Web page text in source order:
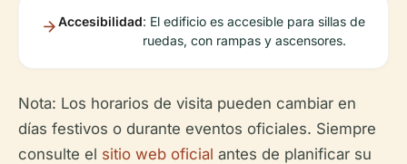
Accesibilidad: El edificio es accesible para sillas de
ruedas, con rampas y ascensores.
Nota: Los horarios de visita pueden cambiar en
días festivos o durante eventos oficiales. Siempre
consulte el sitio web oficial antes de planificar su